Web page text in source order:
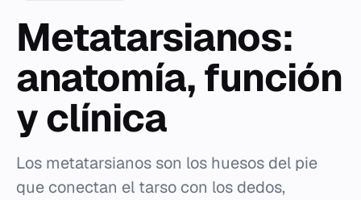
Metatarsianos:
anatomía, función
y clínica
Los metatarsianos son los huesos del pie
que conectan el tarso con los dedos,